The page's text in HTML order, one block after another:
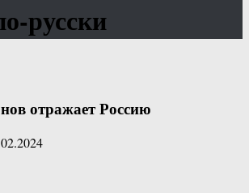
русски
отражает Россию